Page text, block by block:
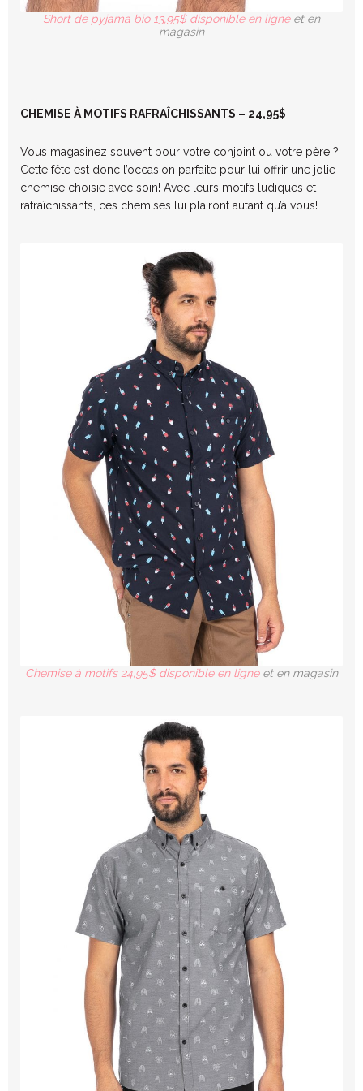
Short de pyjama bio 13,95$ disponible en ligneet en
magasin
CHEMISE À MOTIFS RAFRAÎCHISSANTS – 24,95$
Vous magasinez souvent pour votre conjoint ou votre père ?
Cette fête est donc l’occasion parfaite pour lui offrir une jolie
chemise choisie avec soin! Avec leurs motifs ludiques et
rafraîchissants, ces chemises lui plairont autant qu’à vous!
Chemise à motifs 24,95$ disponible en ligneet en magasin